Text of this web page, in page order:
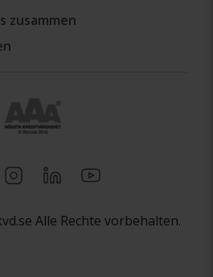
zusammen
Alle Rechte vorbehalten.